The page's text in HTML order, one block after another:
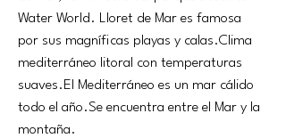
Water World. Lloret de Mar es famosa
por sus magníficas playas y calas.Clima
mediterráneo litoral con temperaturas
suaves.El Mediterráneo es un mar cálido
todo el año.Se encuentra entre el Mar y la
montaña.